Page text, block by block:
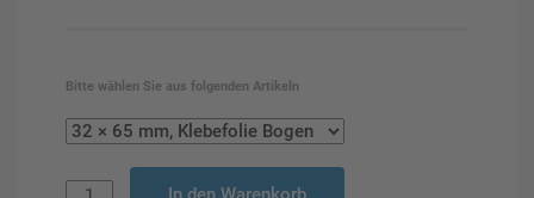
Bitte wählen Sie aus folgenden Artikeln